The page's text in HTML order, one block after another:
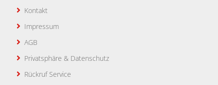
Kontakt
Impressum
AGB
Privatsphäre & Datenschutz
Rückruf Service